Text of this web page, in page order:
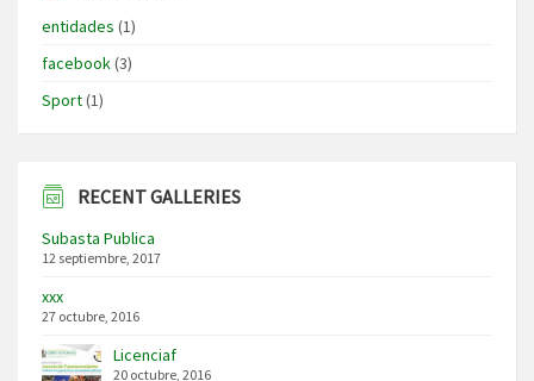
entidades (1)
facebook(3)
Sport(1)
RECENT GALLERIES
Subasta Publica
12 septiembre, 2017
xxx
27 octubre, 2016
Licenciaf
20 octubre, 2016